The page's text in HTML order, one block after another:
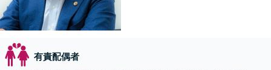
有責配偶者